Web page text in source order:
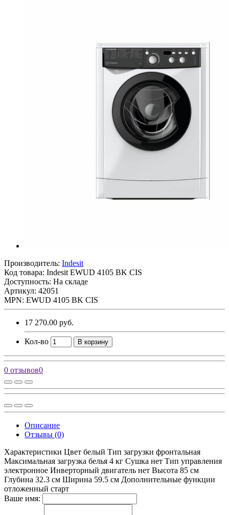
Производитель: Indesit
Код товара: Indesit EWUD 4105 BK CIS
Доступность: На складе
Артикул: 42051
MPN: EWUD 4105 BK CIS
17 270.00 руб.
Кол-во В корзину
0 отзывов0
Описание
Отзывы (0)
Характеристики Цвет белый Тип загрузки фронтальная
Максимальная загрузка белья 4 кг Сушка нет Тип управления
электронное Инверторный двигатель нет Высота 85 см
Глубина 32.3 см Ширина 59.5 см Дополнительные функции
отложенный старт
Ваше имя: